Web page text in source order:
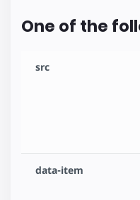
One of the
src
data-item